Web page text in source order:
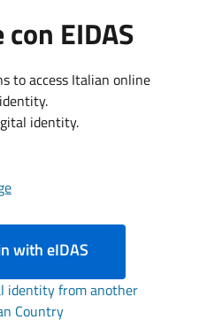
EIDAS
to access Italian online
identity.
with eIDAS
identity from another
Country